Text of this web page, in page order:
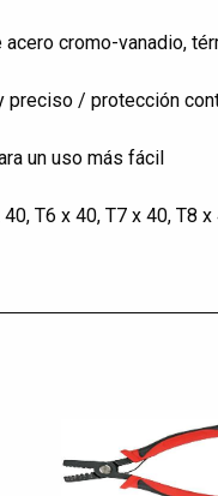
acero cromo-vanadio,
preciso / protección
un uso más fácil
T6 x 40, T7 x 40, T8